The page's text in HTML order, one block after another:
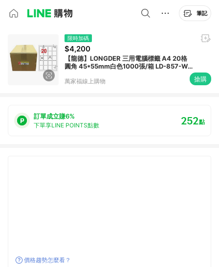
筆記
限時加碼
$4,200
【龍德】LONGDER 三用電腦標籤 A4 20格
圓角 45*55mm白色1000張/箱 LD-857-W-
萬家福線上購物 搶購
訂單成立賺6%
下單享LINE POINTS點數 252點
價格趨勢怎麼看？